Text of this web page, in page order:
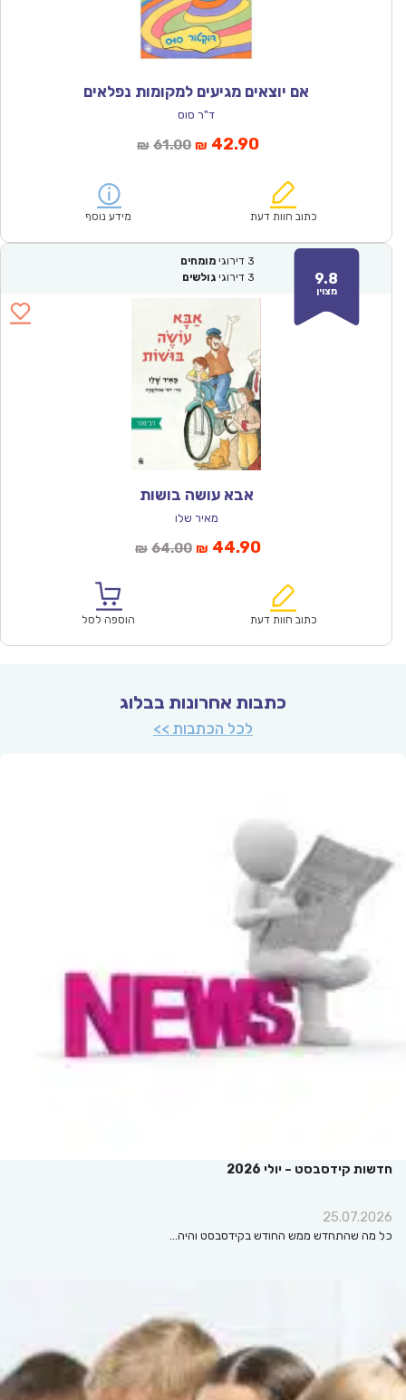
אם יוצאים מגיעים למקומות נפלאים
ד"ר סוס
₪ 61.00המחיר
₪61.00.
₪ 42.90המחיר
הוא:
כתוב חוות דעת מידע נוסף
9.8
מצוין
3 דירוגי מומחים
3 דירוגי גולשים
אבא עושה בושות
מאיר שלו
₪ 64.00המחיר
₪64.00.
₪ 44.90המחיר
הוא:
כתוב חוות דעת הוספה לסל
כתבות אחרונות בבלוג
לכל הכתבות >>
חדשות קידסבסט – יולי 2026
25.07.2026
כל מה שהתחדש ממש החודש בקידסבסט והיה…